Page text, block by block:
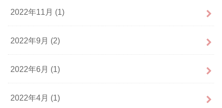
2022年11月 (1)
2022年9月 (2)
2022年6月 (1)
2022年4月 (1)